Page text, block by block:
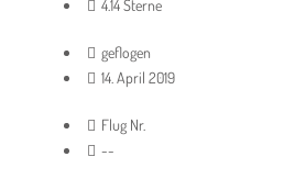
4.14 Sterne
geflogen
14. April 2019
Flug Nr.
--